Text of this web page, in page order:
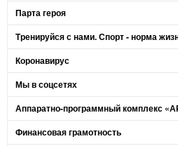
Парта героя
Тренируйся с нами. Спорт - норма
Коронавирус
Мы в соцсетях
Аппаратно-программный комплекс
Финансовая грамотность